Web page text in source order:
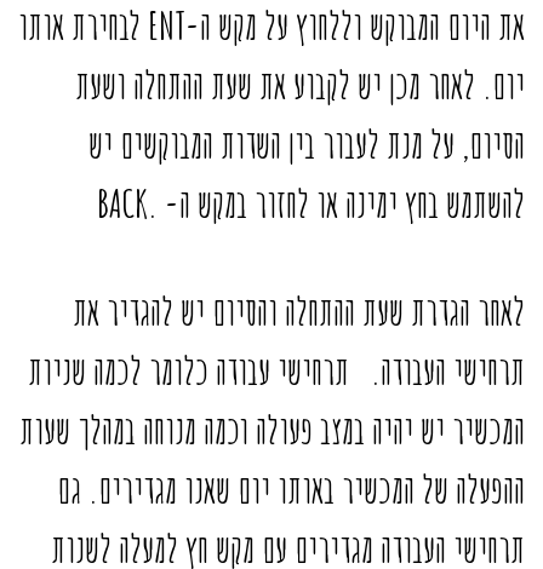
את היום המבוקש וללחוץ על מקש ה-ENT לבחירת אותו
יום. לאחר מכן יש לקבוע את שעת ההתחלה ושעת
הסיום, על מנת לעבור בין השדות המבוקשים יש
להשתמש בחץ ימינה או לחזור במקש ה- .BACK
לאחר הגדרת שעת ההתחלה והסיום יש להגדיר את
תרחישי העבודה. תרחישי עבודה כלומר לכמה שניות
המכשיר יש יהיה במצב פעולה וכמה מנוחה במהלך שעות
ההפעלה של המכשיר באותו יום שאנו מגדירים. גם
תרחישי העבודה מגדירים עם מקש חץ למעלה לשנות